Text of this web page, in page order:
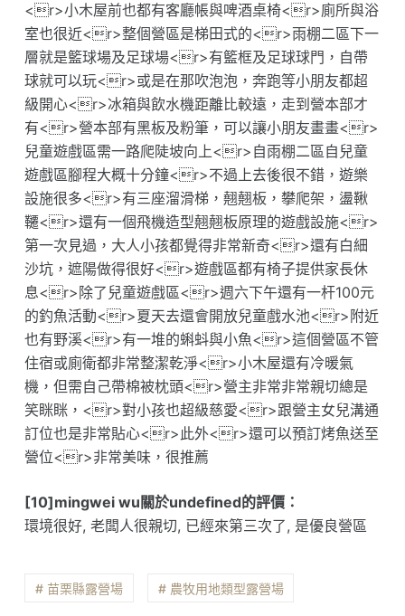
<r>小木屋前也都有客廳帳與啤酒桌椅<r>廁所與浴
室也很近<r>整個營區是梯田式的<r>雨棚二區下一
層就是籃球場及足球場<r>有籃框及足球球門，自帶
球就可以玩<r>或是在那吹泡泡，奔跑等小朋友都超
級開心<r>冰箱與飲水機距離比較遠，走到營本部才
有<r>營本部有黑板及粉筆，可以讓小朋友畫畫<r>
兒童遊戲區需一路爬陡坡向上<r>自雨棚二區自兒童
遊戲區腳程大概十分鐘<r>不過上去後很不錯，遊樂
設施很多<r>有三座溜滑梯，翹翹板，攀爬架，盪鞦
韆<r>還有一個飛機造型翹翹板原理的遊戲設施<r>
第一次見過，大人小孩都覺得非常新奇<r>還有白細
沙坑，遮陽做得很好<r>遊戲區都有椅子提供家長休
息<r>除了兒童遊戲區<r>週六下午還有一杆100元
的釣魚活動<r>夏天去還會開放兒童戲水池<r>附近
也有野溪<r>有一堆的蝌蚪與小魚<r>這個營區不管
住宿或廁衛都非常整潔乾淨<r>小木屋還有冷暖氣
機，但需自己帶棉被枕頭<r>營主非常非常親切總是
笑眯眯，<r>對小孩也超級慈愛<r>跟營主女兒溝通
訂位也是非常貼心<r>此外<r>還可以預訂烤魚送至
營位<r>非常美味，很推薦
[10]mingwei wu關於undefined的評價：
環境很好, 老闆人很親切, 已經來第三次了, 是優良營區
# 苗栗縣露營場 # 農牧用地類型露營場